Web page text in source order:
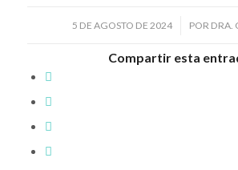
5 DE AGOSTO DE 2024
/ POR DRA.
Compartir esta